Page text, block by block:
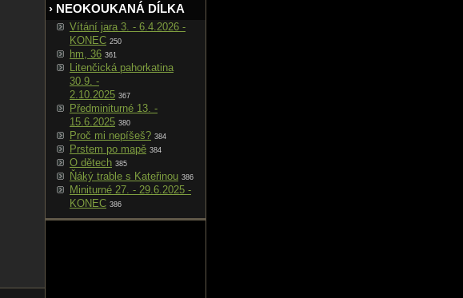
› NEOKOUKANÁ DÍLKA
Vítání jara 3. - 6.4.2026 -
KONEC 250
hm, 36 361
Litenčická pahorkatina
30.9. -
2.10.2025 367
Předminiturné 13. -
15.6.2025 380
Proč mi nepíšeš? 384
Prstem po mapě 384
O dětech 385
Ňáký trable s Kateřinou 386
Miniturné 27. - 29.6.2025 -
KONEC 386